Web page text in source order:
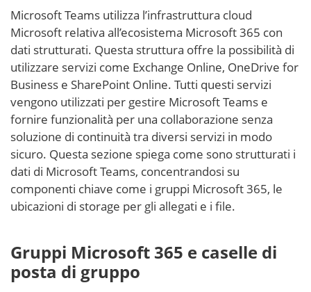
Microsoft Teams utilizza l’infrastruttura cloud
Microsoft relativa all’ecosistema Microsoft 365 con
dati strutturati. Questa struttura offre la possibilità di
utilizzare servizi come Exchange Online, OneDrive for
Business e SharePoint Online. Tutti questi servizi
vengono utilizzati per gestire Microsoft Teams e
fornire funzionalità per una collaborazione senza
soluzione di continuità tra diversi servizi in modo
sicuro. Questa sezione spiega come sono strutturati i
dati di Microsoft Teams, concentrandosi su
componenti chiave come i gruppi Microsoft 365, le
ubicazioni di storage per gli allegati e i file.
Gruppi Microsoft 365 e caselle di
posta di gruppo